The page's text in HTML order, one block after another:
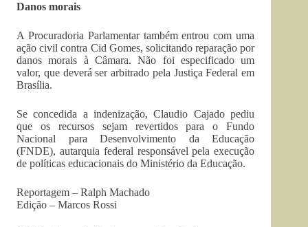
Danos morais
A Procuradoria Parlamentar também entrou com uma
ação civil contra Cid Gomes, solicitando reparação por
danos morais à Câmara. Não foi especificado um
valor, que deverá ser arbitrado pela Justiça Federal em
Brasília.
Se concedida a indenização, Claudio Cajado pediu
que os recursos sejam revertidos para o Fundo
Nacional para Desenvolvimento da Educação
(FNDE), autarquia federal responsável pela execução
de políticas educacionais do Ministério da Educação.
Reportagem – Ralph Machado
Edição – Marcos Rossi